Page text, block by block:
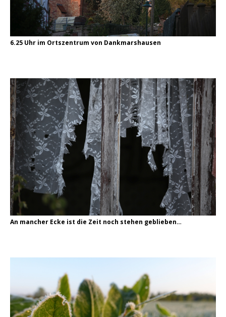
6.25 Uhr im Ortszentrum von Dankmarshausen
An mancher Ecke ist die Zeit noch stehen geblieben…